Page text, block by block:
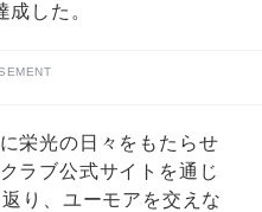
した。
に栄光の日々をもたらせ
ラブ公式サイトを通じ
り、ユーモアを交えな